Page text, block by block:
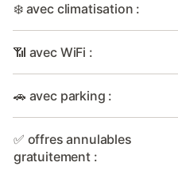
❄️ avec climatisation :
📶 avec WiFi :
🚗 avec parking :
✅ offres annulables
gratuitement :